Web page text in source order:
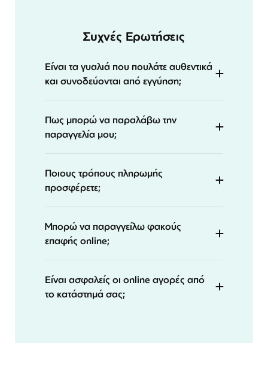
Συχνές Ερωτήσεις
Είναι τα γυαλιά που πουλάτε αυθεντικά
και συνοδεύονται από εγγύηση;
Πως μπορώ να παραλάβω την
παραγγελία μου;
Ποιους τρόπους πληρωμής
προσφέρετε;
Μπορώ να παραγγείλω φακούς
επαφής online;
Είναι ασφαλείς οι online αγορές από
το κατάστημά σας;